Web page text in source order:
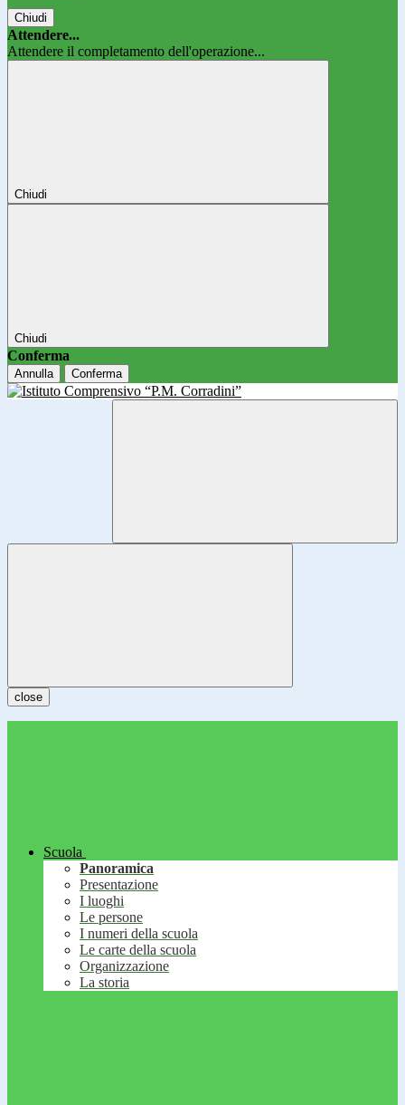
Chiudi
Attendere...
Attendere il completamento dell'operazione...
Chiudi
Chiudi
Conferma
Annulla Conferma
close
Scuola
Panoramica
Presentazione
I luoghi
Le persone
I numeri della scuola
Le carte della scuola
Organizzazione
La storia